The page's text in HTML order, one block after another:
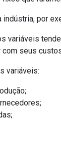
indústria, por
variáveis
seus
variáveis: